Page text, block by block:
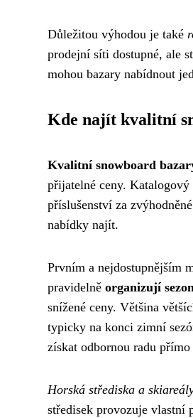
Důležitou výhodou je také
prodejní síti dostupné, ale
mohou bazary nabídnout
Kde najít kvalitní
Kvalitní snowboard
přijatelné ceny.
příslušenství za
nabídky najít.
Prvním a nejdostupnějším
pravidelně organizují
snížené ceny. Většina
typicky na konci zimní
získat odbornou radu
Horská střediska a
středisek provozuje vlastní